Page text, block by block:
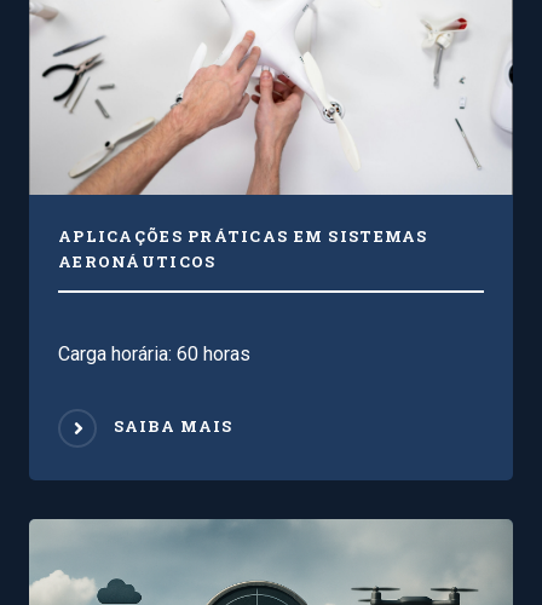
APLICAÇÕES PRÁTICAS EM SISTEMAS
AERONÁUTICOS
Carga horária: 60 horas
SAIBA MAIS